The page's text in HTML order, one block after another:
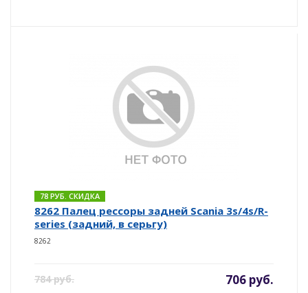
78 РУБ. СКИДКА
8262 Палец рессоры задней Scania 3s/4s/R-
series (задний, в серьгу)
8262
784 руб. 706 руб.